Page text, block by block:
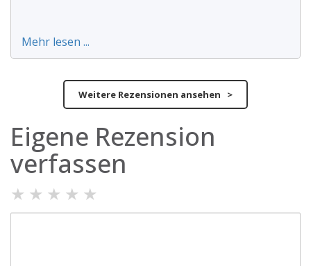
Mehr lesen ...
Weitere Rezensionen ansehen >
Eigene Rezension
verfassen
★ ★ ★ ★ ★